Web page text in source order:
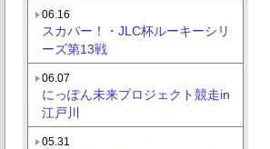
06.16
スカパー！・JLC杯ルーキーシリ
ーズ第13戦
06.07
にっぽん未来プロジェクト競走in
江戸川
05.31